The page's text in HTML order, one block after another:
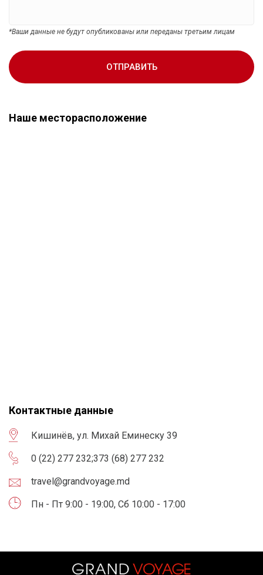
*Ваши данные не будут опубликованы или переданы третьим лицам
ОТПРАВИТЬ
Наше месторасположение
Контактные данные
Кишинёв, ул. Михай Еминеску 39
0 (22) 277 232;373 (68) 277 232
travel@grandvoyage.md
Пн - Пт 9:00 - 19:00, Сб 10:00 - 17:00